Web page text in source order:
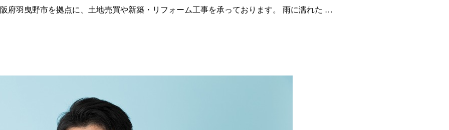
府羽曳野市を拠点に、土地売買や新築・リフォーム工事を承っております。 雨に濡れた …